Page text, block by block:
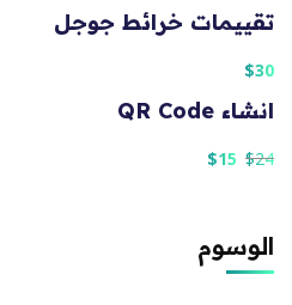
تقييمات خرائط جوجل
$30
انشاء QR Code
$24
$15
الوسوم